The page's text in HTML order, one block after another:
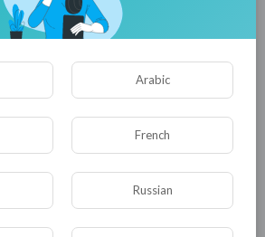
Опубликовать
Arabic
French
Russian